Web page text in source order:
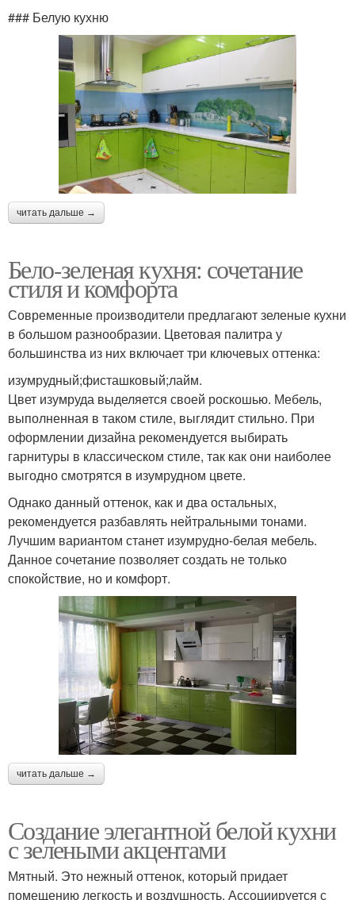
### Белую кухню
читать дальше →
Бело-зеленая кухня: сочетание
стиля и комфорта
Современные производители предлагают зеленые кухни
в большом разнообразии. Цветовая палитра у
большинства из них включает три ключевых оттенка:
изумрудный;фисташковый;лайм.
Цвет изумруда выделяется своей роскошью. Мебель,
выполненная в таком стиле, выглядит стильно. При
оформлении дизайна рекомендуется выбирать
гарнитуры в классическом стиле, так как они наиболее
выгодно смотрятся в изумрудном цвете.
Однако данный оттенок, как и два остальных,
рекомендуется разбавлять нейтральными тонами.
Лучшим вариантом станет изумрудно-белая мебель.
Данное сочетание позволяет создать не только
спокойствие, но и комфорт.
читать дальше →
Создание элегантной белой кухни
с зелеными акцентами
Мятный. Это нежный оттенок, который придает
помещению легкость и воздушность. Ассоциируется с